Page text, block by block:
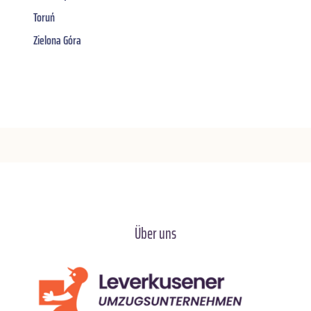
Toruń
Zielona Góra
Über uns